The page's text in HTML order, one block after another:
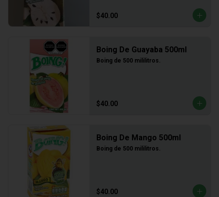
$40.00
Boing De Guayaba 500ml
Boing de 500 mililitros.
$40.00
Boing De Mango 500ml
Boing de 500 mililitros.
$40.00